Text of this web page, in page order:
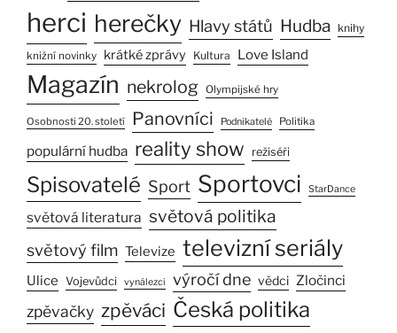
herci herečky Hlavy států Hudba knihy
knižní novinky krátké zprávy Kultura Love Island
Magazín nekrolog Olympijské hry
Osobnosti 20. století Panovníci Podnikatelé Politika
populární hudba reality show režiséři
Spisovatelé Sport Sportovci StarDance
světová literatura světová politika
světový film Televize televizní seriály
Ulice Vojevůdci vynálezci výročí dne vědci Zločinci
zpěvačky zpěváci Česká politika